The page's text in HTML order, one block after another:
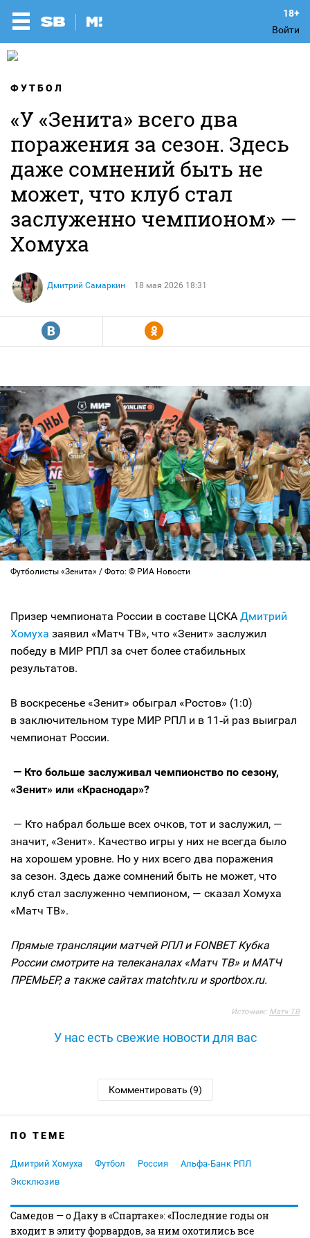
Войти
ФУТБОЛ
«У «Зенита» всего два
поражения за сезон. Здесь
даже сомнений быть не
может, что клуб стал
заслуженно чемпионом» —
Хомуха
Дмитрий Самаркин 18 мая 2026 18:31
R Y
Футболисты «Зенита» / Фото: © РИА Новости
Призер чемпионата России в составе ЦСКА Дмитрий
Хомуха заявил «Матч ТВ», что «Зенит» заслужил
победу в МИР РПЛ за счет более стабильных
результатов.
В воскресенье «Зенит» обыграл «Ростов» (1:0)
в заключительном туре МИР РПЛ и в 11‑й раз выиграл
чемпионат России.
— Кто больше заслуживал чемпионство по сезону,
«Зенит» или «Краснодар»?
— Кто набрал больше всех очков, тот и заслужил, —
значит, «Зенит». Качество игры у них не всегда было
на хорошем уровне. Но у них всего два поражения
за сезон. Здесь даже сомнений быть не может, что
клуб стал заслуженно чемпионом, — сказал Хомуха
«Матч ТВ».
Прямые трансляции матчей РПЛ и FONBET Кубка
России смотрите на телеканалах «Матч ТВ» и МАТЧ
ПРЕМЬЕР, а также сайтах matchtv.ru и sportbox.ru.
Источник: Матч ТВ
У нас есть свежие новости для вас
Комментировать (9)
ПО ТЕМЕ
Дмитрий Хомуха Футбол Россия
Альфа-Банк РПЛ
Эксклюзив
Самедов — о Даку в «Спартаке»: «Последние годы он
входит в элиту форвардов, за ним охотились все